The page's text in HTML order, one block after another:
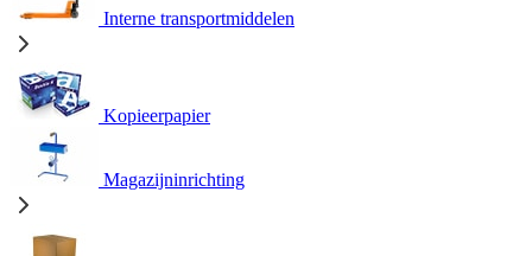
Interne transportmiddelen
Kopieerpapier
Magazijninrichting